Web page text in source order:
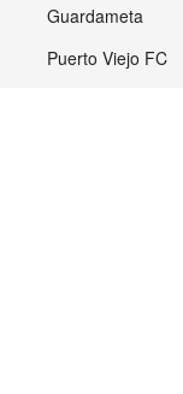
Guardameta
Puerto Viejo FC